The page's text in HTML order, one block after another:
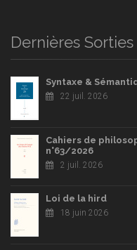
Dernières Sorties
Syntaxe &
22 juil. 2026
Cahiers de
n°63/2026
2 juil. 2026
Loi de la hird
18 juin 2026